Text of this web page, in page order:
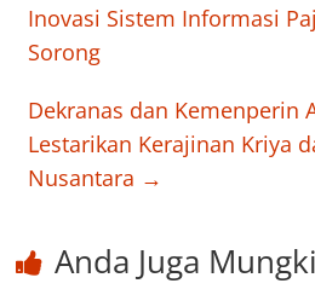
Inovasi Sistem Informasi
Sorong
Dekranas dan Kemenperin
Lestarikan Kerajinan Kriya
Nusantara →
Anda Juga